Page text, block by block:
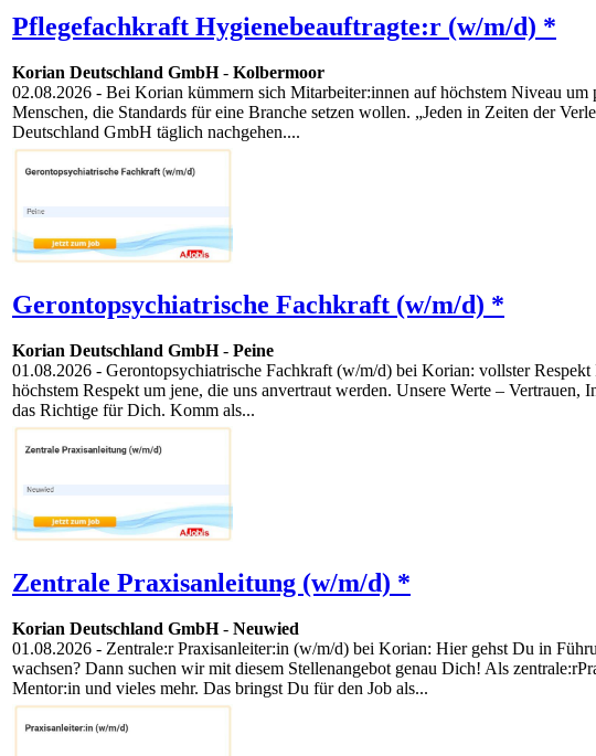
Pflegefachkraft Hygienebeauftragte:r (w/m/d) *
Korian Deutschland GmbH- Kolbermoor
02.08.2026 - Bei Korian kümmern sich Mitarbeiter:innen auf höchstem Niveau
Menschen, die Standards für eine Branche setzen wollen. „Jeden in Zeiten der
Deutschland GmbH täglich nachgehen....
Gerontopsychiatrische Fachkraft (w/m/d) *
Korian Deutschland GmbH- Peine
01.08.2026 - Gerontopsychiatrische Fachkraft (w/m/d) bei Korian: vollster
höchstem Respekt um jene, die uns anvertraut werden. Unsere Werte –
das Richtige für Dich. Komm als...
Zentrale Praxisanleitung (w/m/d) *
Korian Deutschland GmbH- Neuwied
01.08.2026 - Zentrale:r Praxisanleiter:in (w/m/d) bei Korian: Hier gehst Du in
wachsen? Dann suchen wir mit diesem Stellenangebot genau Dich! Als
Mentor:in und vieles mehr. Das bringst Du für den Job als...